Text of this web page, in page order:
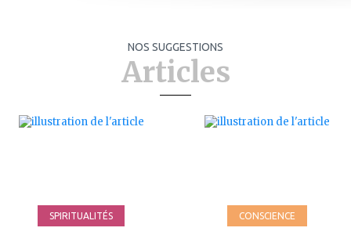
NOS SUGGESTIONS
Articles
SPIRITUALITÉS CONSCIENCE